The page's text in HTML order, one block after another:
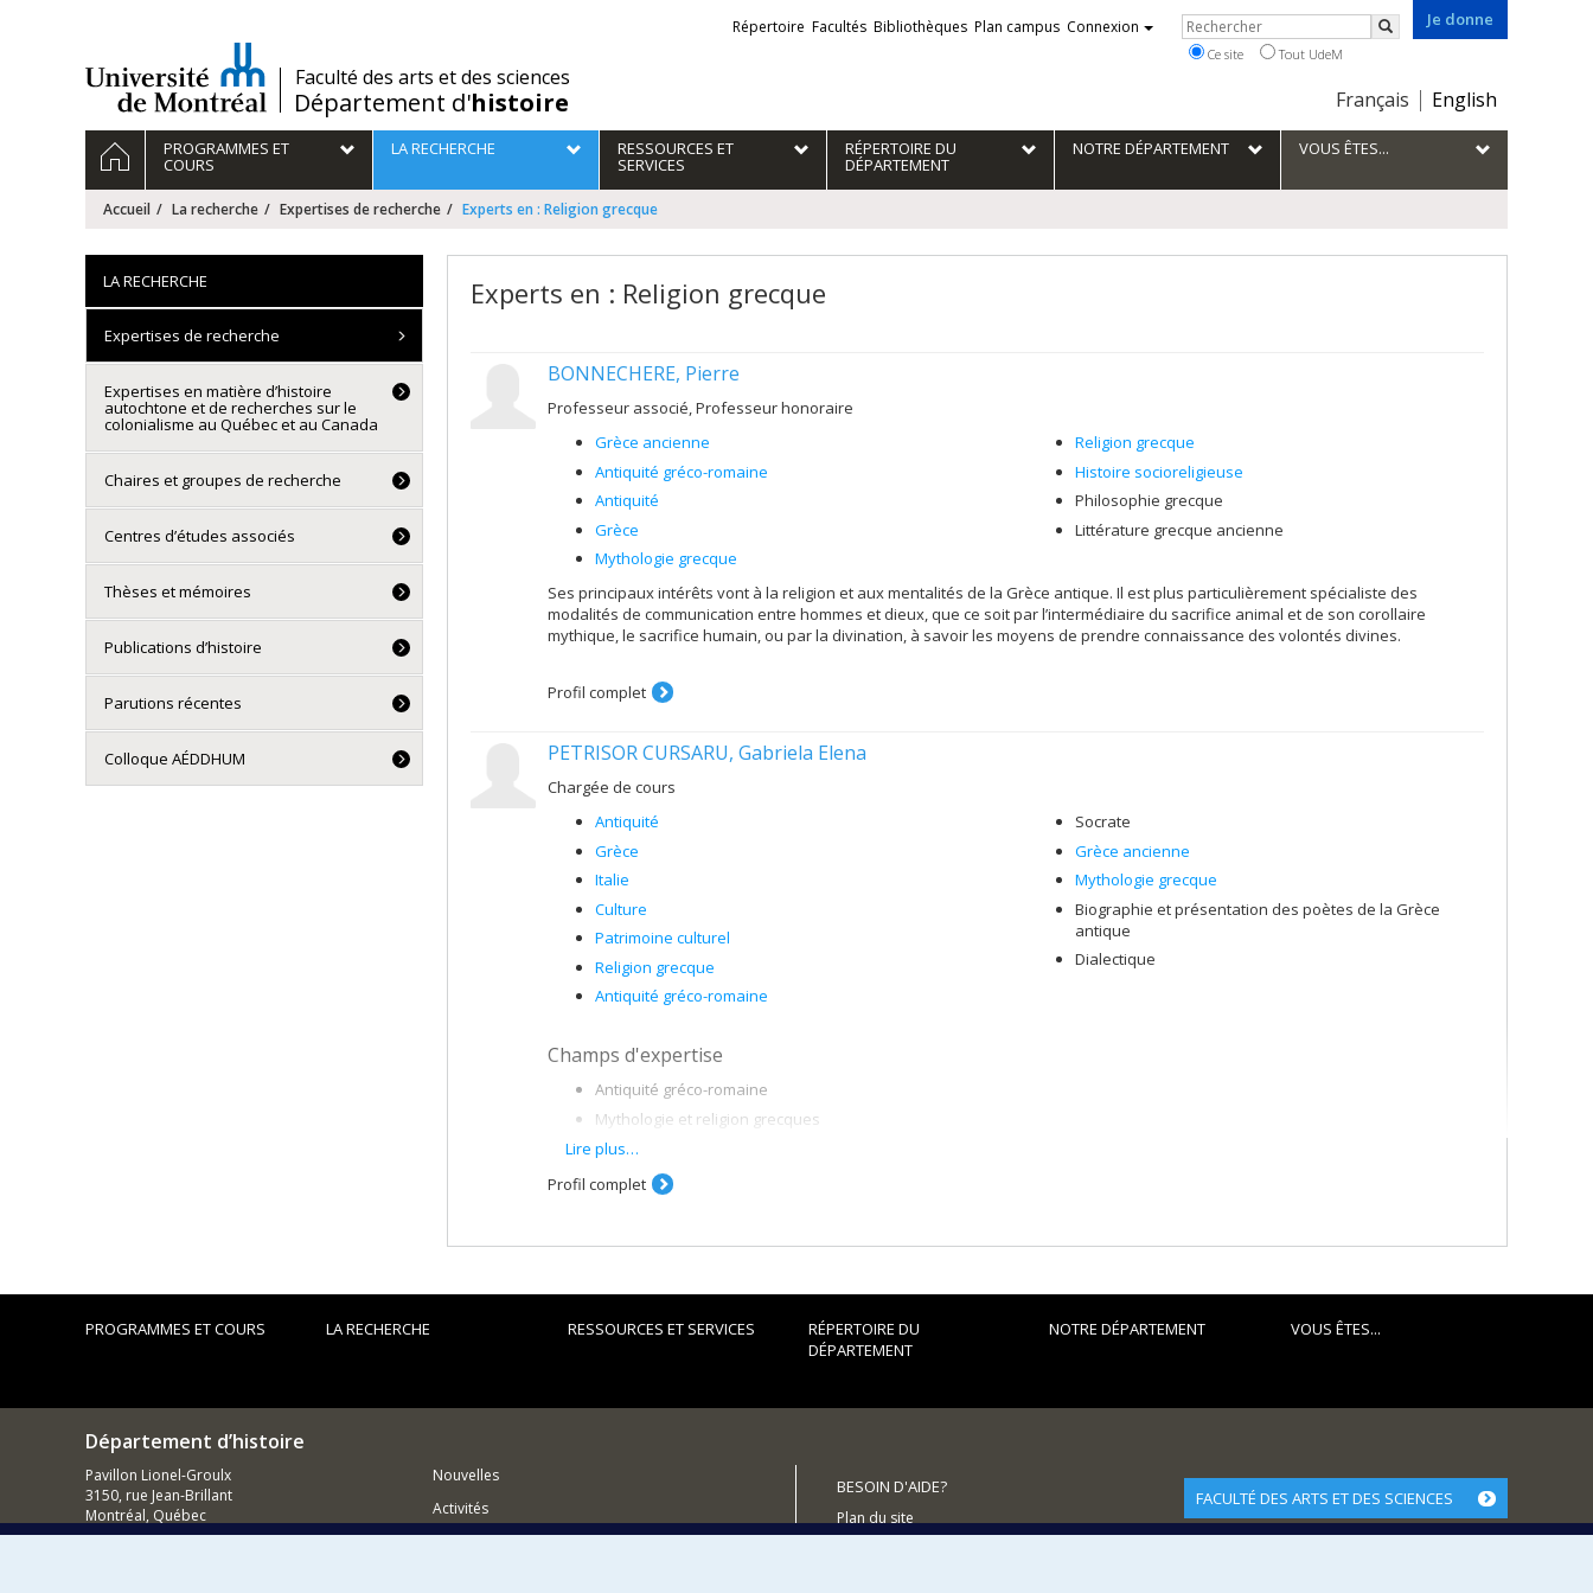
/Faculté des arts et des sciences
Département d'histoire
Je donne
Choix
la
langue
Français English
Liens
externes
Répertoire Facultés Bibliothèques Plan campus Connexion Rechercher
Rechercher
Ce site Tout UdeM
Navigation
principale
ACCUEILPROGRAMMES ET
COURS
LA RECHERCHE RESSOURCES ET
SERVICES
RÉPERTOIRE DU
DÉPARTEMENT
NOTRE DÉPARTEMENT VOUS ÊTES...
Accueil La recherche Expertises de recherche Experts en : Religion grecque
Experts en : Religion grecque
BONNECHERE, Pierre
Professeur associé, Professeur honoraire
Grèce ancienne
Antiquité gréco-romaine
Antiquité
Grèce
Mythologie grecque
Religion grecque
Histoire socioreligieuse
Philosophie grecque
Littérature grecque ancienne
Ses principaux intérêts vont à la religion et aux mentalités de la Grèce antique. Il est plus particulièrement spécialiste des
modalités de communication entre hommes et dieux, que ce soit par l’intermédiaire du sacrifice animal et de son corollaire
mythique, le sacrifice humain, ou par la divination, à savoir les moyens de prendre connaissance des volontés divines.
Profil complet
PETRISOR CURSARU, Gabriela Elena
Chargée de cours
Antiquité
Grèce
Italie
Culture
Patrimoine culturel
Religion grecque
Antiquité gréco-romaine
Socrate
Grèce ancienne
Mythologie grecque
Biographie et présentation des poètes de la Grèce
antique
Dialectique
Champs d'expertise
Antiquité gréco-romaine
Mythologie et religion grecques
Représentations de l'espace et du temps dans la pensée religieuse grecque
Présocratiques
dans la pensée grecque archaïque.
Lire plus…
Profil complet
LA RECHERCHE
Expertises de recherche
Expertises en matière d’histoire
autochtone et de recherches sur le
colonialisme au Québec et au Canada
Chaires et groupes de recherche
Centres d’études associés
Thèses et mémoires
Publications d’histoire
Parutions récentes
Colloque AÉDDHUM
PROGRAMMES ET COURS LA RECHERCHE RESSOURCES ET SERVICES
RÉPERTOIRE DU
DÉPARTEMENT
NOTRE DÉPARTEMENT VOUS ÊTES...
Département d’histoire
Pavillon Lionel-Groulx
3150, rue Jean-Brillant
Montréal, Québec
H3T 1N8
Nouvelles
Activités
BESOIN D'AIDE?
Plan du site
FACULTÉ DES ARTS ET DES SCIENCES
Nos départements et écoles